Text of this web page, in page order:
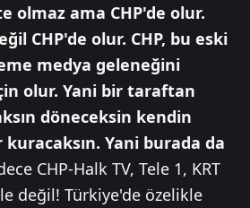
olmaz ama CHP'de olur.
CHP'de olur. CHP, bu eski
medya geleneğini
olur. Yani bir taraftan
döneceksin kendin
Yani burada da
CHP-Halk TV, Tele 1, KRT
değil! Türkiye'de özelikle